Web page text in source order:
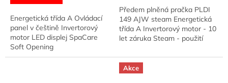
Energetická třída A Ovládací
panel v češtině Invertorový
motor LED displej SpaCare
Soft Opening
5
hvězdiček.
Předem plněná pračka PLDI
149 AJW steam Energetická
třída A Invertorový motor - 10
let záruka Steam - použití
JetWash - přímé sprchování
prádla...
Akce